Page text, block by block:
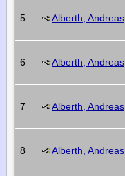
5 Alberth, Andreas
6 Alberth, Andreas
7 Alberth, Andreas
8 Alberth, Andreas